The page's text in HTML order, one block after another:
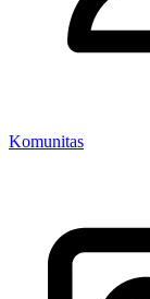
Komunitas